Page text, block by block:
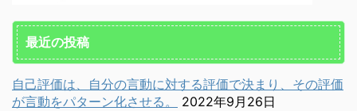
最近の投稿
自己評価は、自分の言動に対する評価で決まり、その評価
が言動をパターン化させる。
2022年9月26日